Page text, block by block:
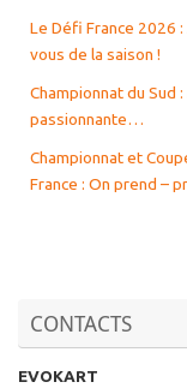
Le Défi France 2026
vous de la saison !
Championnat du Sud
passionnante…
Championnat et
France : On prend –
CONTACTS
EVOKART